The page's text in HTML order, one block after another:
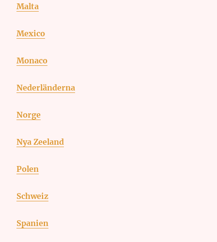
Malta
Mexico
Monaco
Nederländerna
Norge
Nya Zeeland
Polen
Schweiz
Spanien